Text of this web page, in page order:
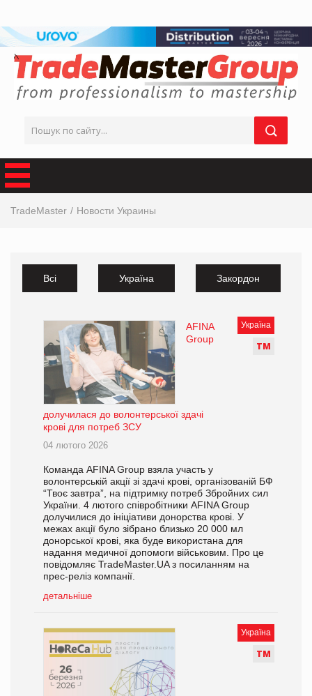
TradeMaster Новости Украины
Всі Україна Закордон
Україна
ТМ
AFINA
Group
долучилася до волонтерської здачі
крові для потреб ЗСУ
04 лютого 2026
Команда AFINA Group взяла участь у
волонтерській акції зі здачі крові, організованій БФ
“Твоє завтра”, на підтримку потреб Збройних сил
України. 4 лютого співробітники AFINA Group
долучилися до ініціативи донорства крові. У
межах акції було зібрано близько 20 000 мл
донорської крові, яка буде використана для
надання медичної допомоги військовим. Про це
повідомляє TradeMaster.UA з посиланням на
прес-реліз компанії.
детальніше
Україна
ТМ